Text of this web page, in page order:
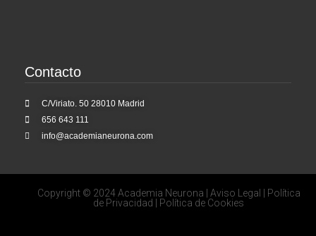
Contacto
C/Viriato. 50 28010 Madrid
656 643 111
info@academianeurona.com
Copyright © 2024 Academia Neurona | Aviso Legal
Política
de Privacidad
Política de Cookies